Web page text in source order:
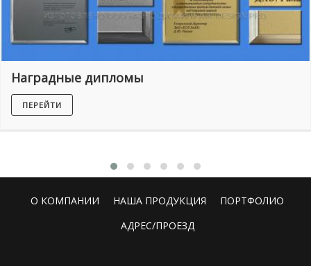
Наградные дипломы
ПЕРЕЙТИ
О КОМПАНИИ НАША ПРОДУКЦИЯ
ПОРТФОЛИО
АДРЕС/ПРОЕЗД